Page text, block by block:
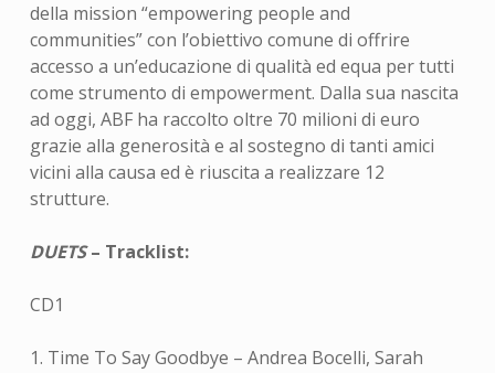
della mission “empowering people and
communities” con l’obiettivo comune di offrire
accesso a un’educazione di qualità ed equa per tutti
come strumento di empowerment. Dalla sua nascita
ad oggi, ABF ha raccolto oltre 70 milioni di euro
grazie alla generosità e al sostegno di tanti amici
vicini alla causa ed è riuscita a realizzare 12
strutture.
DUETS– Tracklist:
CD1
1. Time To Say Goodbye – Andrea Bocelli, Sarah